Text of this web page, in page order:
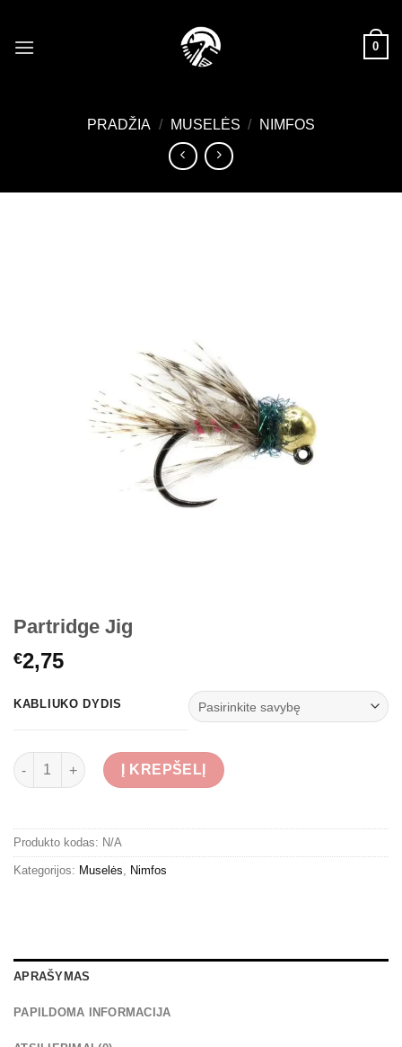
content
0
PRADŽIA / MUSELĖS / NIMFOS
Partridge Jig
€2,75
KABLIUKO DYDIS
produkto kiekis: Partridge Jig
Į KREPŠELĮ
Produkto kodas: N/A
Kategorijos: Muselės Nimfos
APRAŠYMAS
PAPILDOMA INFORMACIJA